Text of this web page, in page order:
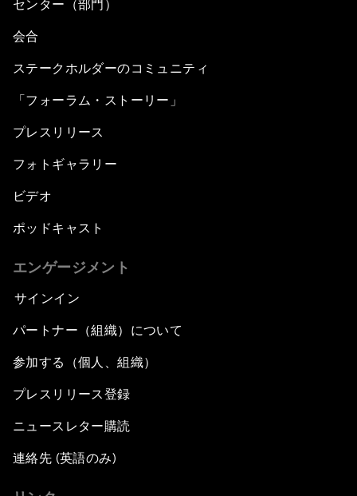
センター（部門）
会合
ステークホルダーのコミュニティ
「フォーラム・ストーリー」
プレスリリース
フォトギャラリー
ビデオ
ポッドキャスト
エンゲージメント
サインイン
パートナー（組織）について
参加する（個人、組織）
プレスリリース登録
ニュースレター購読
連絡先 (英語のみ)